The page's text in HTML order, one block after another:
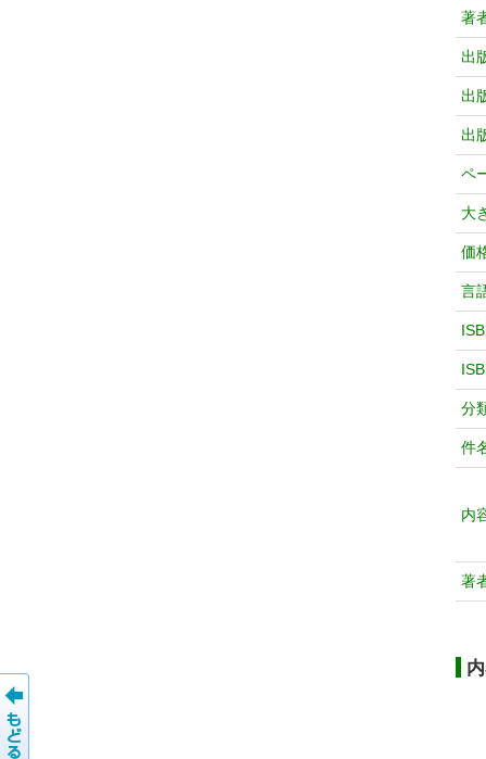
著
出
出
出
ペ
大
価
言
分
件
内
著